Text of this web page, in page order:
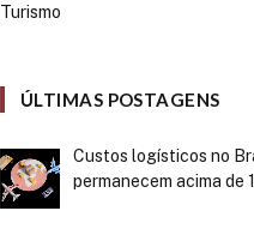
Turismo
ÚLTIMAS POSTAGENS
Custos logísticos no
permanecem acima de